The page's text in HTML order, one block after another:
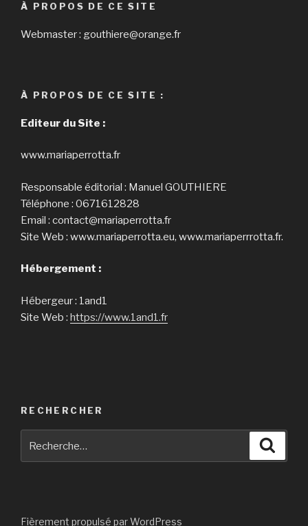
À PROPOS DE CE SITE
Webmaster : gouthiere@orange.fr
À PROPOS DE CE SITE :
Editeur du Site :
www.mariaperrotta.fr
Responsable éditorial : Manuel GOUTHIERE
Téléphone : 0671612828
Email : contact@mariaperrotta.fr
Site Web : www.mariaperrotta.eu, www.mariaperrrotta.fr.
Hébergement :
Hébergeur : 1and1
Site Web : https://www.1and1.fr
RECHERCHER
pour
Fièrement propulsé par WordPress